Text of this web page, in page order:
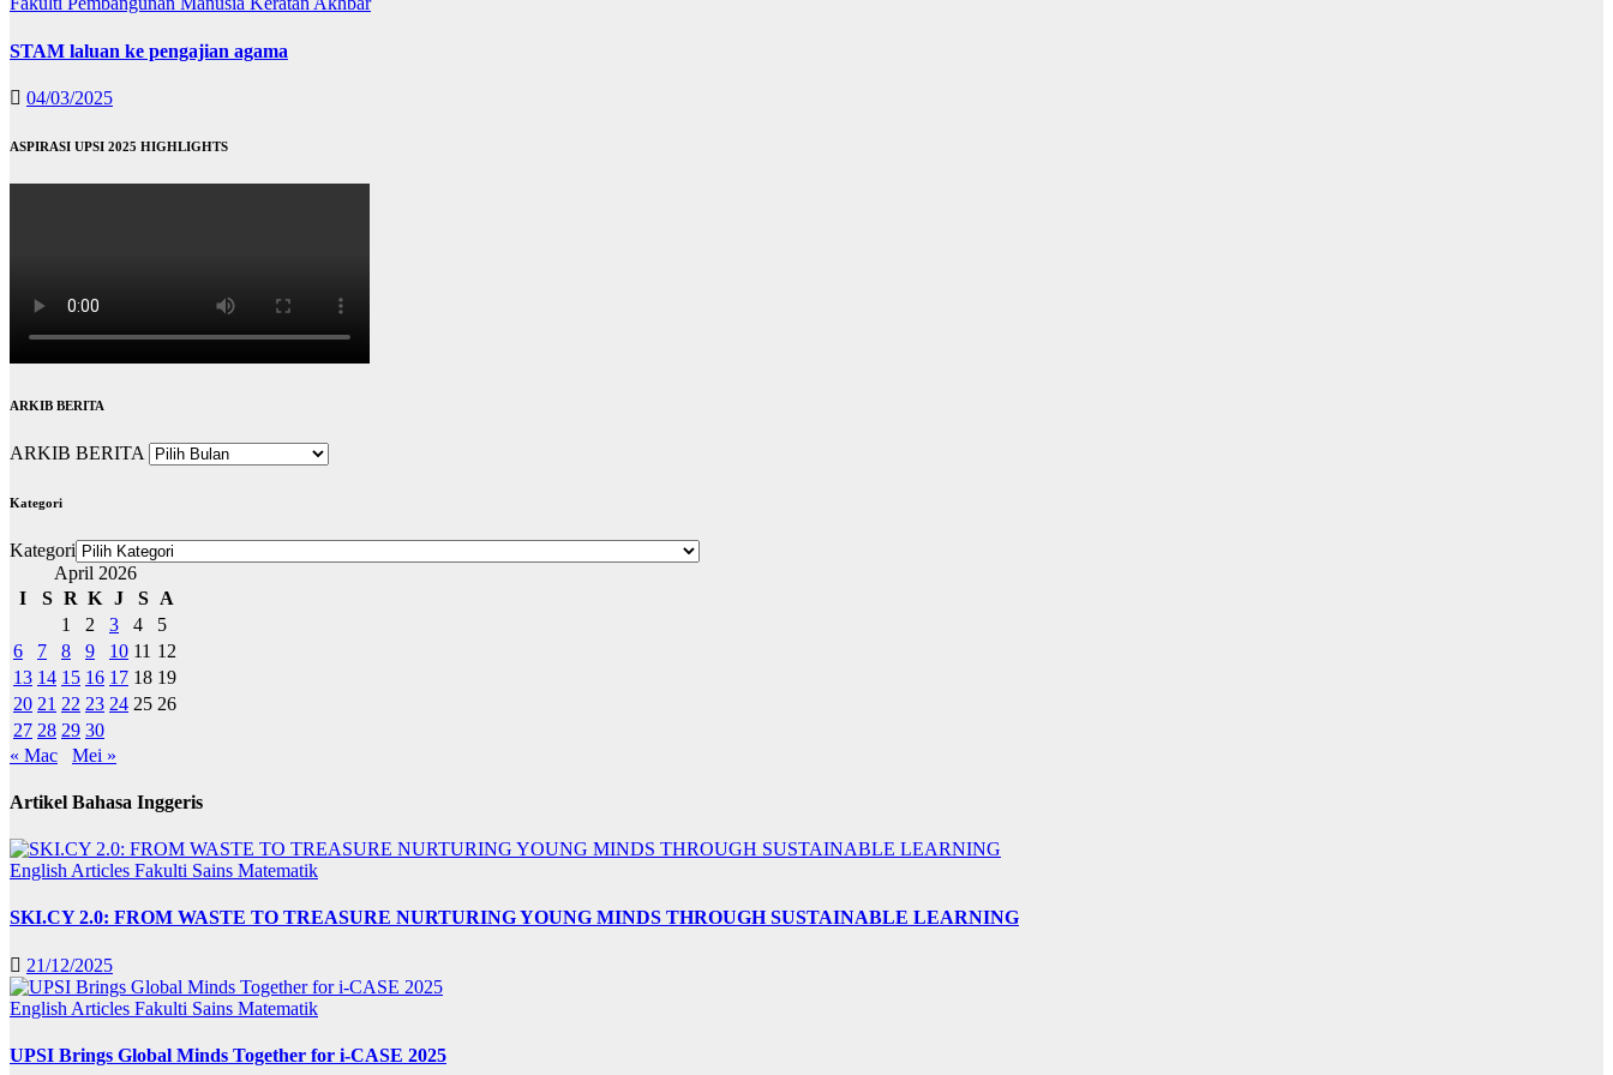
STAM laluan ke pengajian agama
04/03/2025
ASPIRASI UPSI 2025 HIGHLIGHTS
ARKIB BERITA
ARKIB BERITA
Kategori
Kategori
April 2026
I
S R K J S
A
1
2 3 4
5
6
7 8 9 10 11 12
13 14 15 16 17 18 19
20 21 22 23 24 25 26
27 28 29 30
« Mac
Mei »
Artikel Bahasa Inggeris
English Articles Fakulti Sains Matematik
SKI.CY 2.0: FROM WASTE TO TREASURE NURTURING YOUNG MINDS THROUGH SUSTAINABLE LEARNING
21/12/2025
English Articles Fakulti Sains Matematik
UPSI Brings Global Minds Together for i-CASE 2025